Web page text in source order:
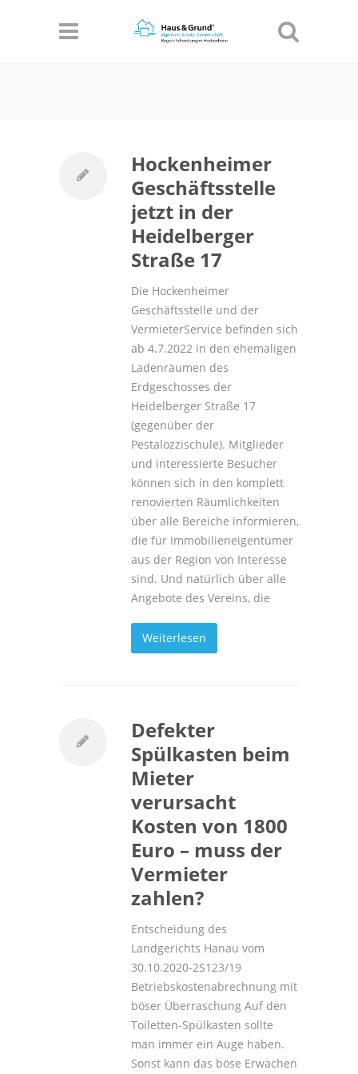
Hockenheimer
Geschäftsstelle
jetzt in der
Heidelberger
Straße 17
Die Hockenheimer
Geschäftsstelle und der
VermieterService befinden sich
ab 4.7.2022 in den ehemaligen
Ladenräumen des
Erdgeschosses der
Heidelberger Straße 17
(gegenüber der
Pestalozzischule). Mitglieder
und interessierte Besucher
können sich in den komplett
renovierten Räumlichkeiten
über alle Bereiche informieren,
die für Immobilieneigentümer
aus der Region von Interesse
sind. Und natürlich über alle
Angebote des Vereins, die
Weiterlesen
Defekter
Spülkasten beim
Mieter
verursacht
Kosten von 1800
Euro – muss der
Vermieter
zahlen?
Entscheidung des
Landgerichts Hanau vom
30.10.2020-2S123/19
Betriebskostenabrechnung mit
böser Überraschung Auf den
Toiletten-Spülkasten sollte
man immer ein Auge haben.
Sonst kann das böse Erwachen